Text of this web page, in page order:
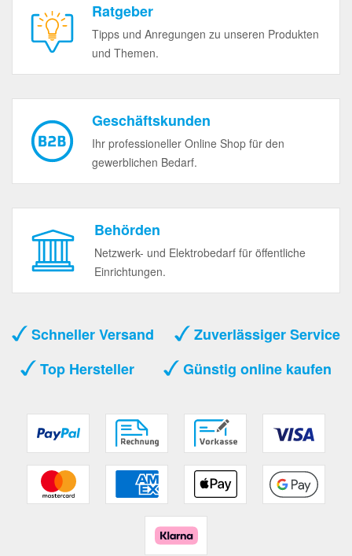
Ratgeber
Tipps und Anregungen zu unseren Produkten
und Themen.
Geschäftskunden
Ihr professioneller Online Shop für den
gewerblichen Bedarf.
Behörden
Netzwerk- und Elektrobedarf für öffentliche
Einrichtungen.
Schneller Versand
Zuverlässiger Service
Top Hersteller
Günstig online kaufen